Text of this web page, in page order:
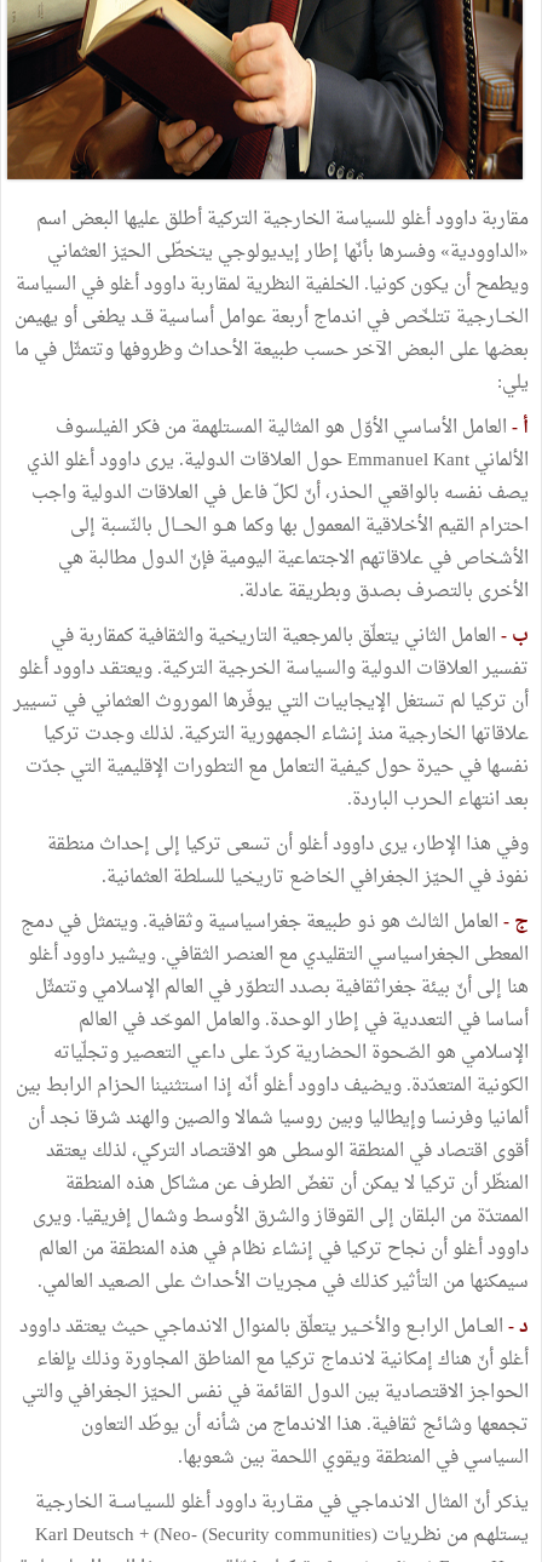
مقاربة داوود أغلو للسياسة الخارجية التركية أطلق عليها البعض اسم
«الداوودية» وفسرها بأنّها إطار إيديولوجي يتخطّى الحيّز العثماني
ويطمح أن يكون كونيا. الخلفية النظرية لمقاربة داوود أغلو في السياسة
الخــارجية تتلخّص في اندماج أربعة عوامل أساسية قــد يطغى أو يهيمن
بعضها على البعض الآخر حسب طبيعة الأحداث وظروفها وتتمثّل في ما
يلي:
أ -العامل الأساسي الأوّل هو المثالية المستلهمة من فكر الفيلسوف
الألماني Emmanuel Kant حول العلاقات الدولية. يرى داوود أغلو الذي
يصف نفسه بالواقعي الحذر، أنّ لكلّ فاعل في العلاقات الدولية واجب
احترام القيم الأخلاقية المعمول بها وكما هــو الحـــال بالنّسبة إلى
الأشخاص في علاقاتهم الاجتماعية اليومية فإنّ الدول مطالبة هي
الأخرى بالتصرف بصدق وبطريقة عادلة.
ب -العامل الثاني يتعلّق بالمرجعية التاريخية والثقافية كمقاربة في
تفسير العلاقات الدولية والسياسة الخرجية التركية. ويعتقـد داوود أغلو
أن تركيا لم تستغل الإيجابيات التي يوفّرها الموروث العثماني في تسيير
علاقاتها الخارجية منذ إنشاء الجمهورية التركية. لذلك وجدت تركيا
نفسها في حيرة حول كيفية التعامل مع التطورات الإقليمية التي جدّت
بعد انتهاء الحرب الباردة.
وفي هذا الإطار، يرى داوود أغلو أن تسعى تركيا إلى إحداث منطقة
نفوذ في الحيّز الجغرافي الخاضع تاريخيا للسلطة العثمانية.
ج -العامل الثالث هو ذو طبيعة جغراسياسية وثقافية. ويتمثل في دمج
المعطى الجغراسياسي التقليدي مع العنصر الثقافي. ويشير داوود أغلو
هنا إلى أنّ بيئة جغراثقافية بصدد التطوّر في العالم الإسلامي وتتمثّل
أساسا في التعددية في إطار الوحدة. والعامل الموحّد في العالم
الإسلامي هو الصّحوة الحضارية كردّ على داعي التعصير وتجلّياته
الكونية المتعدّدة. ويضيف داوود أغلو أنّه إذا استثنينا الحزام الرابط بين
ألمانيا وفرنسا وإيطاليا وبين روسيا شمالا والصين والهند شرقا نجد أن
أقوى اقتصاد في المنطقة الوسطى هو الاقتصاد التركي، لذلك يعتقد
المنظّر أن تركيا لا يمكن أن تغضّ الطرف عن مشاكل هذه المنطقة
الممتدّة من البلقان إلى القوقاز والشرق الأوسط وشمال إفريقيا. ويرى
داوود أغلو أن نجاح تركيا في إنشاء نظام في هذه المنطقة من العالم
سيمكنها من التأثير كذلك في مجريات الأحداث على الصعيد العالمي.
د -العــامل الرابــع والأخــير يتعلّق بالمنوال الاندماجي حيث يعتقد داوود
أغلو أنّ هناك إمكانية لاندماج تركيا مع المناطق المجاورة وذلك بإلغاء
الحواجز الاقتصادية بين الدول القائمة في نفس الحيّز الجغرافي والتي
تجمعها وشائج ثقافية. هذا الاندماج من شأنه أن يوطّد التعاون
السياسي في المنطقة ويقوي اللحمة بين شعوبها.
يذكر أنّ المثال الاندماجي في مقــاربة داوود أغلو للسيـاســة الخارجية
يستلهـم من نظـريات (Security communities) Karl Deutsch + (Neo-